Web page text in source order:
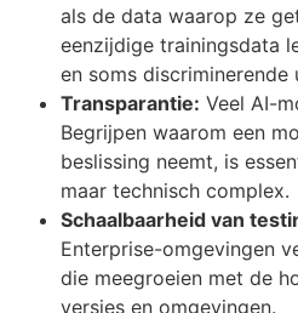
als de data waarop ze
eenzijdige trainingsdata
en soms discriminerende
Transparantie: Veel AI-
Begrijpen waarom een
beslissing neemt, is
maar technisch complex.
Schaalbaarheid van
Enterprise-omgevingen
die meegroeien met de
versies en omgevingen.